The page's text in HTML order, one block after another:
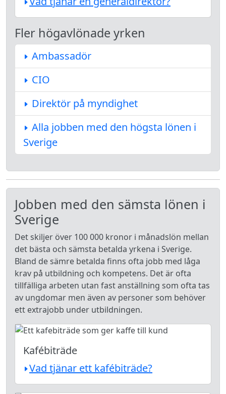
Fler högavlönade yrken
Ambassadör
CIO
Direktör på myndighet
Alla jobben med den högsta lönen i
Sverige
Jobben med den sämsta lönen i
Sverige
Det skiljer över 100 000 kronor i månadslön mellan
det bästa och sämsta betalda yrkena i Sverige.
Bland de sämre betalda finns ofta jobb med låga
krav på utbildning och kompetens. Det är ofta
tillfälliga arbeten utan fast anställning som ofta tas
av ungdomar men även av personer som behöver
ett extrajobb under utbildningen.
Kafébiträde
Vad tjänar ett kafébiträde?